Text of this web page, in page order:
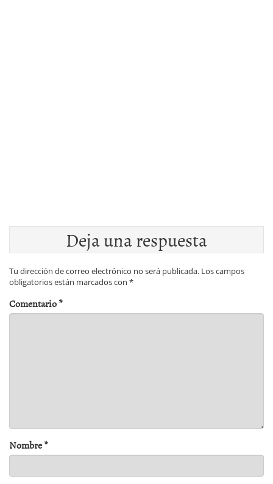
Deja una respuesta
Tu dirección de correo electrónico no será publicada. Los campos
obligatorios están marcados con *
Comentario*
Nombre*